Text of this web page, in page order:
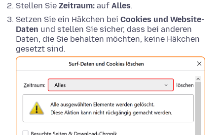
Stellen Sie Zeitraum: auf Alles.
Setzen Sie ein Häkchen bei Cookies und Website-
Daten und stellen Sie sicher, dass bei anderen
Daten, die Sie behalten möchten, keine Häkchen
gesetzt sind.